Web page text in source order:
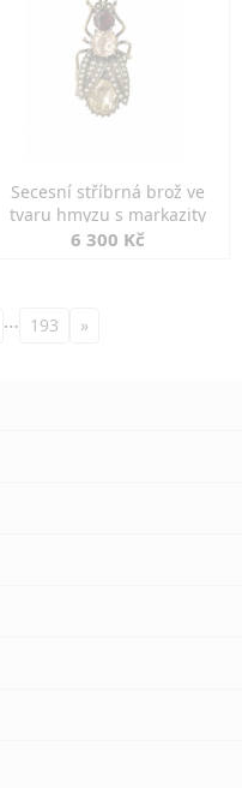
Secesní stříbrná brož ve
tvaru hmyzu s markazity
6 300 Kč
… 193 »